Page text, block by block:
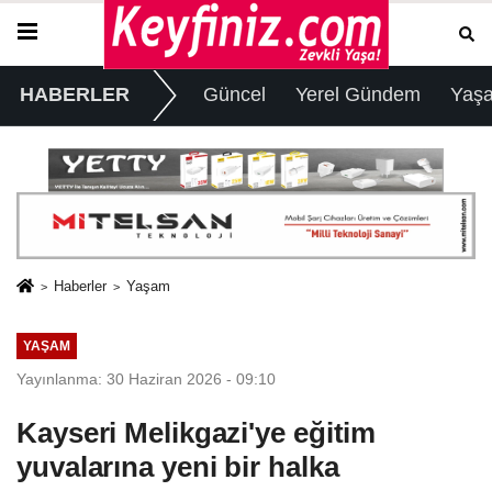
HABERLER Güncel Yerel Gündem
Haberler Yaşam
YAŞAM
Yayınlanma: 30 Haziran 2026 - 09:10
Kayseri Melikgazi'ye eğitim
yuvalarına yeni bir halka